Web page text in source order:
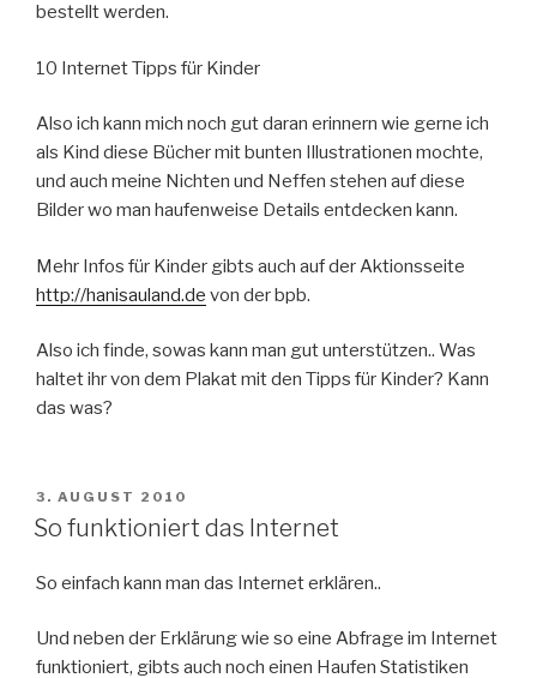
bestellt werden.
10 Internet Tipps für Kinder
Also ich kann mich noch gut daran erinnern wie gerne ich
als Kind diese Bücher mit bunten Illustrationen mochte,
und auch meine Nichten und Neffen stehen auf diese
Bilder wo man haufenweise Details entdecken kann.
Mehr Infos für Kinder gibts auch auf der Aktionsseite
http://hanisauland.de von der bpb.
Also ich finde, sowas kann man gut unterstützen.. Was
haltet ihr von dem Plakat mit den Tipps für Kinder? Kann
das was?
VERÖFFENTLICHT
AM
3. AUGUST 2010
So funktioniert das Internet
So einfach kann man das Internet erklären..
Und neben der Erklärung wie so eine Abfrage im Internet
funktioniert, gibts auch noch einen Haufen Statistiken